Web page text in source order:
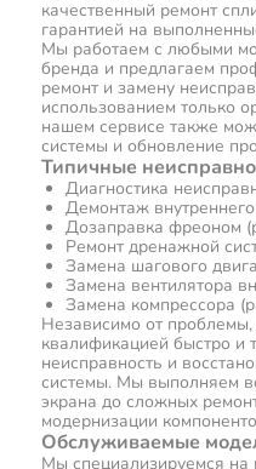
качественный ремонт
гарантией на
Мы работаем с любыми
бренда и предлагаем
ремонт и замену
использованием только
нашем сервисе также
системы и обновление
Типичные
Диагностика
Демонтаж
Дозаправка фреоном
Ремонт дренажной
Замена шагового
Замена вентилятора
Замена компрессора
Независимо от
квалификацией быстро и
неисправность и
системы. Мы выполняем
экрана до сложных
модернизации
Обслуживаемые
Мы специализируемся на